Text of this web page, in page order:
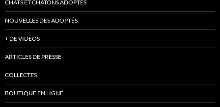
CHATS ET CHATONS ADOPTÉS
NOUVELLES DES ADOPTÉS
+ DE VIDÉOS
ARTICLES DE PRESSE
COLLECTES
BOUTIQUE EN LIGNE